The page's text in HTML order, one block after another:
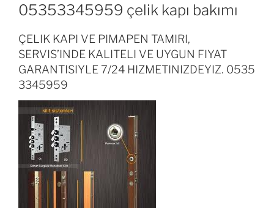
05353345959 çelik kapı bakımı
ÇELIK KAPI VE PIMAPEN TAMIRI,
SERVIS’INDE KALITELI VE UYGUN FIYAT
GARANTISIYLE 7/24 HIZMETINIZDEYIZ. 0535
3345959